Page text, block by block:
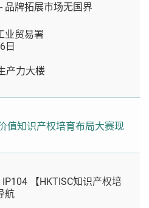
品牌拓展市场无国界
业贸易署
日
产力大楼
值知识产权培育布局大赛现
【HKTISC知识产权培
航